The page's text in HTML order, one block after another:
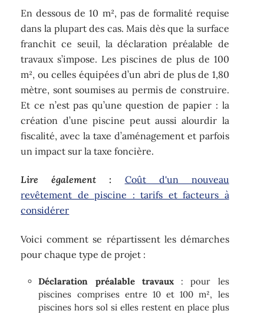
En dessous de 10 m², pas de formalité requise
dans la plupart des cas. Mais dès que la surface
franchit ce seuil, la déclaration préalable de
travaux s’impose. Les piscines de plus de 100
m², ou celles équipées d’un abri de plus de 1,80
mètre, sont soumises au permis de construire.
Et ce n’est pas qu’une question de papier : la
création d’une piscine peut aussi alourdir la
fiscalité, avec la taxe d’aménagement et parfois
un impact sur la taxe foncière.
Lire également :
Coût d'un nouveau
revêtement de piscine : tarifs et facteurs à
considérer
Voici comment se répartissent les démarches
pour chaque type de projet :
Déclaration préalable travaux: pour les
piscines comprises entre 10 et 100 m², les
piscines hors sol si elles restent en place plus